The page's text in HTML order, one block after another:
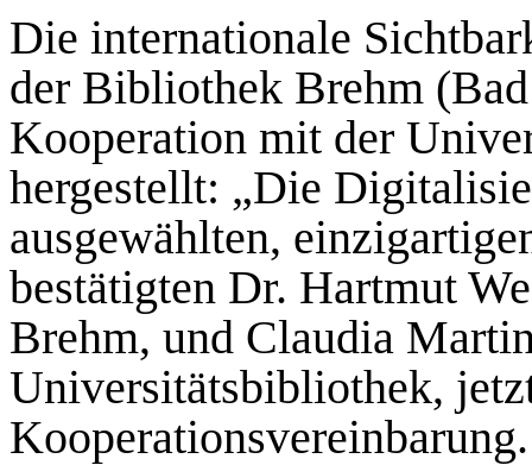
Die internationale
der Bibliothek Brehm
Kooperation mit der
hergestellt: „Die
ausgewählten,
bestätigten Dr. Hartmut
Brehm, und Claudia
Universitätsbibliothek,
Kooperationsvereinbarung.